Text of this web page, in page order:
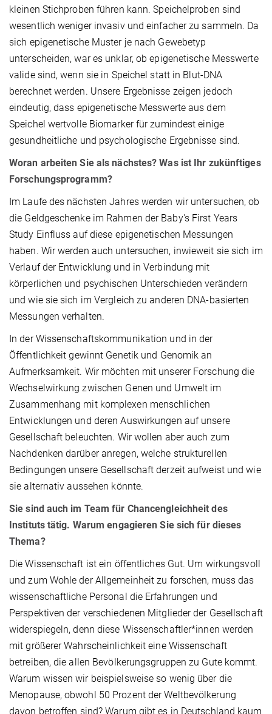
kleinen Stichproben führen kann. Speichelproben sind
wesentlich weniger invasiv und einfacher zu sammeln. Da
sich epigenetische Muster je nach Gewebetyp
unterscheiden, war es unklar, ob epigenetische Messwerte
valide sind, wenn sie in Speichel statt in Blut-DNA
berechnet werden. Unsere Ergebnisse zeigen jedoch
eindeutig, dass epigenetische Messwerte aus dem
Speichel wertvolle Biomarker für zumindest einige
gesundheitliche und psychologische Ergebnisse sind.
Woran arbeiten Sie als nächstes? Was ist Ihr zukünftiges
Forschungsprogramm?
Im Laufe des nächsten Jahres werden wir untersuchen, ob
die Geldgeschenke im Rahmen der Baby's First Years
Study Einfluss auf diese epigenetischen Messungen
haben. Wir werden auch untersuchen, inwieweit sie sich im
Verlauf der Entwicklung und in Verbindung mit
körperlichen und psychischen Unterschieden verändern
und wie sie sich im Vergleich zu anderen DNA-basierten
Messungen verhalten.
In der Wissenschaftskommunikation und in der
Öffentlichkeit gewinnt Genetik und Genomik an
Aufmerksamkeit. Wir möchten mit unserer Forschung die
Wechselwirkung zwischen Genen und Umwelt im
Zusammenhang mit komplexen menschlichen
Entwicklungen und deren Auswirkungen auf unsere
Gesellschaft beleuchten. Wir wollen aber auch zum
Nachdenken darüber anregen, welche strukturellen
Bedingungen unsere Gesellschaft derzeit aufweist und wie
sie alternativ aussehen könnte.
Sie sind auch im Team für Chancengleichheit des
Instituts tätig. Warum engagieren Sie sich für dieses
Thema?
Die Wissenschaft ist ein öffentliches Gut. Um wirkungsvoll
und zum Wohle der Allgemeinheit zu forschen, muss das
wissenschaftliche Personal die Erfahrungen und
Perspektiven der verschiedenen Mitglieder der Gesellschaft
widerspiegeln, denn diese Wissenschaftler*innen werden
mit größerer Wahrscheinlichkeit eine Wissenschaft
betreiben, die allen Bevölkerungsgruppen zu Gute kommt.
Warum wissen wir beispielsweise so wenig über die
Menopause, obwohl 50 Prozent der Weltbevölkerung
davon betroffen sind? Warum gibt es in Deutschland kaum